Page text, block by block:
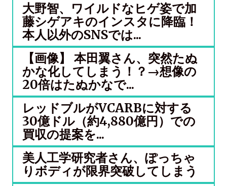
大野智、ワイルドなヒゲ姿で加
藤シゲアキのインスタに降臨！
本人以外のSNSでは...
【画像】 本田翼さん、突然たぬ
かな化してしまう！？→想像の
20倍はたぬかなで...
レッドブルがVCARBに対する
30億ドル（約4,880億円）での
買収の提案を...
美人工学研究者さん、ぽっちゃ
りボディが限界突破してしまう